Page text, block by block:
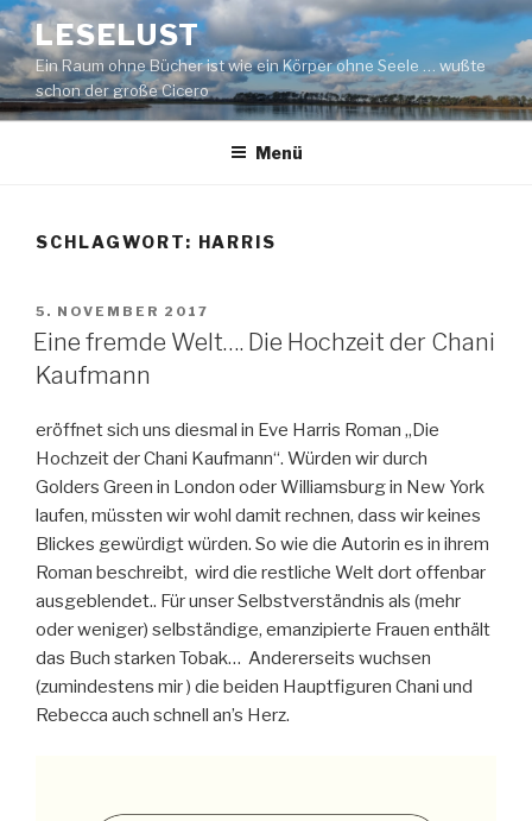
Zum
Inhalt
springen
LESELUST
Ein Raum ohne Bücher ist wie ein Körper ohne Seele … wußte
schon der große Cicero
Menü
SCHLAGWORT: HARRIS
VERÖFFENTLICHT
AM
5. NOVEMBER 2017
Eine fremde Welt…. Die Hochzeit der Chani
Kaufmann
eröffnet sich uns diesmal in Eve Harris Roman „Die
Hochzeit der Chani Kaufmann“. Würden wir durch
Golders Green in London oder Williamsburg in New York
laufen, müssten wir wohl damit rechnen, dass wir keines
Blickes gewürdigt würden. So wie die Autorin es in ihrem
Roman beschreibt, wird die restliche Welt dort offenbar
ausgeblendet.. Für unser Selbstverständnis als (mehr
oder weniger) selbständige, emanzipierte Frauen enthält
das Buch starken Tobak… Andererseits wuchsen
(zumindestens mir ) die beiden Hauptfiguren Chani und
Rebecca auch schnell an’s Herz.